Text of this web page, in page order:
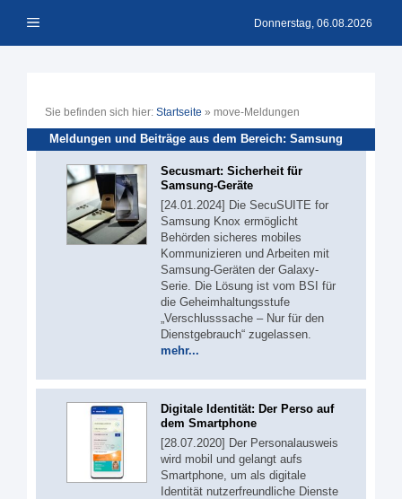
Inhalt Menü Donnerstag, 06.08.2026
Sie befinden sich hier: Startseite » move-Meldungen
Meldungen und Beiträge aus dem Bereich: Samsung
Secusmart: Sicherheit für
Samsung-Geräte
[24.01.2024] Die SecuSUITE for
Samsung Knox ermöglicht
Behörden sicheres mobiles
Kommunizieren und Arbeiten mit
Samsung-Geräten der Galaxy-
Serie. Die Lösung ist vom BSI für
die Geheimhaltungsstufe
„Verschlusssache – Nur für den
Dienstgebrauch“ zugelassen.
mehr...
Digitale Identität: Der Perso auf
dem Smartphone
[28.07.2020] Der Personalausweis
wird mobil und gelangt aufs
Smartphone, um als digitale
Identität nutzerfreundliche Dienste